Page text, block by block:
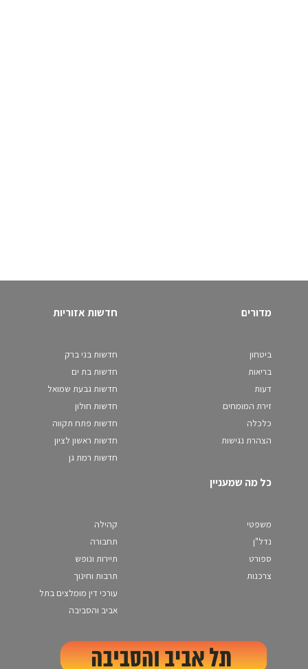
מדורים
ביטחון
בריאות
דעות
זירת המומחים
כלכלה
הצהרת נגישות
חדשות אזוריות
חדשות בני ברק
חדשות בת ים
חדשות גבעת שמואל
חדשות חולון
חדשות פתח תקווה
חדשות ראשון לציון
חדשות רמת גן
כל מה שמעניין
משפטי
נדל"ן
ספורט
צרכנות
קהילה
תחבורה
תיירות ונופש
תרבות וחינוך
עורכי דין מומלצים בתל
אביב והסביבה